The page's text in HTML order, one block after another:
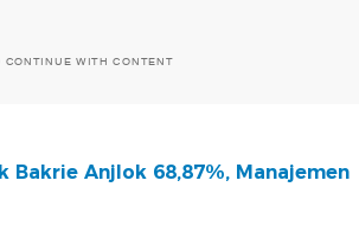
CONTINUE WITH CONTENT
Bakrie Anjlok 68,87%, Manajemen